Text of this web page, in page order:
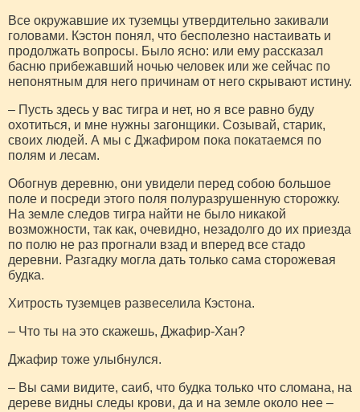
Все окружавшие их туземцы утвердительно закивали
головами. Кэстон понял, что бесполезно настаивать и
продолжать вопросы. Было ясно: или ему рассказал
басню прибежавший ночью человек или же сейчас по
непонятным для него причинам от него скрывают истину.
– Пусть здесь у вас тигра и нет, но я все равно буду
охотиться, и мне нужны загонщики. Созывай, старик,
своих людей. А мы с Джафиром пока покатаемся по
полям и лесам.
Обогнув деревню, они увидели перед собою большое
поле и посреди этого поля полуразрушенную сторожку.
На земле следов тигра найти не было никакой
возможности, так как, очевидно, незадолго до их приезда
по полю не раз прогнали взад и вперед все стадо
деревни. Разгадку могла дать только сама сторожевая
будка.
Хитрость туземцев развеселила Кэстона.
– Что ты на это скажешь, Джафир-Хан?
Джафир тоже улыбнулся.
– Вы сами видите, саиб, что будка только что сломана, на
дереве видны следы крови, да и на земле около нее –